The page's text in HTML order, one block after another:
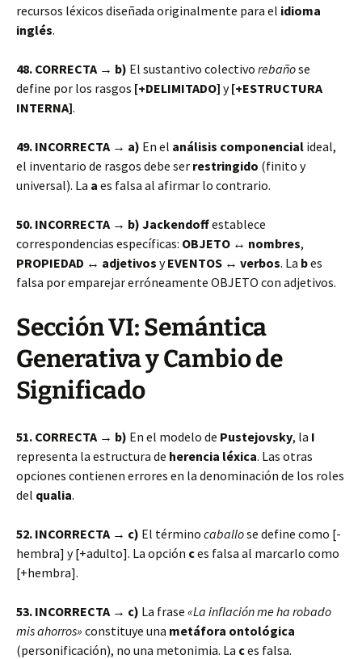
recursos léxicos diseñada originalmente para el idioma
inglés.
48. CORRECTA → b) El sustantivo colectivo rebañose
define por los rasgos [+DELIMITADO] y[+ESTRUCTURA
INTERNA].
49. INCORRECTA → a) En el análisis componencial ideal,
el inventario de rasgos debe ser restringido (finito y
universal). La a es falsa al afirmar lo contrario.
50. INCORRECTA → b) Jackendoffestablece
correspondencias específicas: OBJETO ↔ nombres,
PROPIEDAD ↔ adjetivos yEVENTOS ↔ verbos. La bes
falsa por emparejar erróneamente OBJETO con adjetivos.
Sección VI: Semántica
Generativa y Cambio de
Significado
51. CORRECTA → b) En el modelo de Pustejovsky, la I
representa la estructura de herencia léxica. Las otras
opciones contienen errores en la denominación de los roles
del qualia.
52. INCORRECTA → c) El término caballose define como [-
hembra] y [+adulto]. La opción ces falsa al marcarlo como
[+hembra].
53. INCORRECTA → c) La frase «La inflación me ha robado
mis ahorros» constituye una metáfora ontológica
(personificación), no una metonimia. La ces falsa.